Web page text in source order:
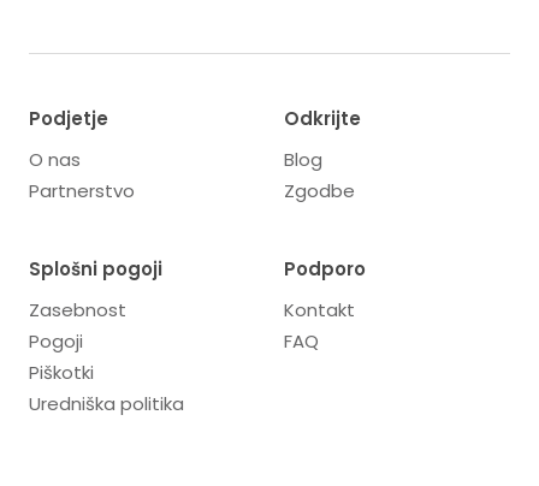
Podjetje
O nas
Partnerstvo
Odkrijte
Blog
Zgodbe
Splošni pogoji
Zasebnost
Pogoji
Piškotki
Uredniška politika
Podporo
Kontakt
FAQ